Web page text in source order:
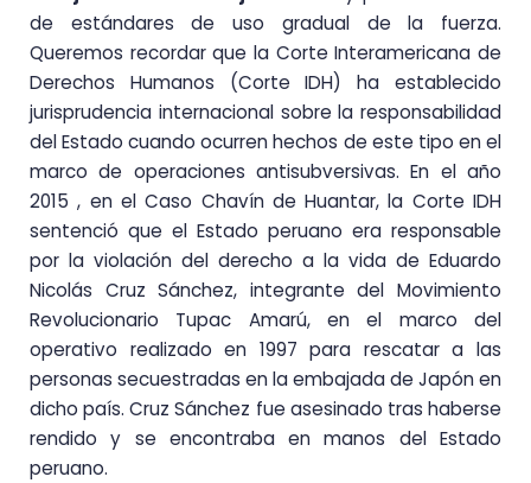
de estándares de uso gradual de la fuerza.
Queremos recordar que la Corte Interamericana de
Derechos Humanos (Corte IDH) ha establecido
jurisprudencia internacional sobre la responsabilidad
del Estado cuando ocurren hechos de este tipo en el
marco de operaciones antisubversivas. En el año
2015 , en el Caso Chavín de Huantar, la Corte IDH
sentenció que el Estado peruano era responsable
por la violación del derecho a la vida de Eduardo
Nicolás Cruz Sánchez, integrante del Movimiento
Revolucionario Tupac Amarú, en el marco del
operativo realizado en 1997 para rescatar a las
personas secuestradas en la embajada de Japón en
dicho país. Cruz Sánchez fue asesinado tras haberse
rendido y se encontraba en manos del Estado
peruano.